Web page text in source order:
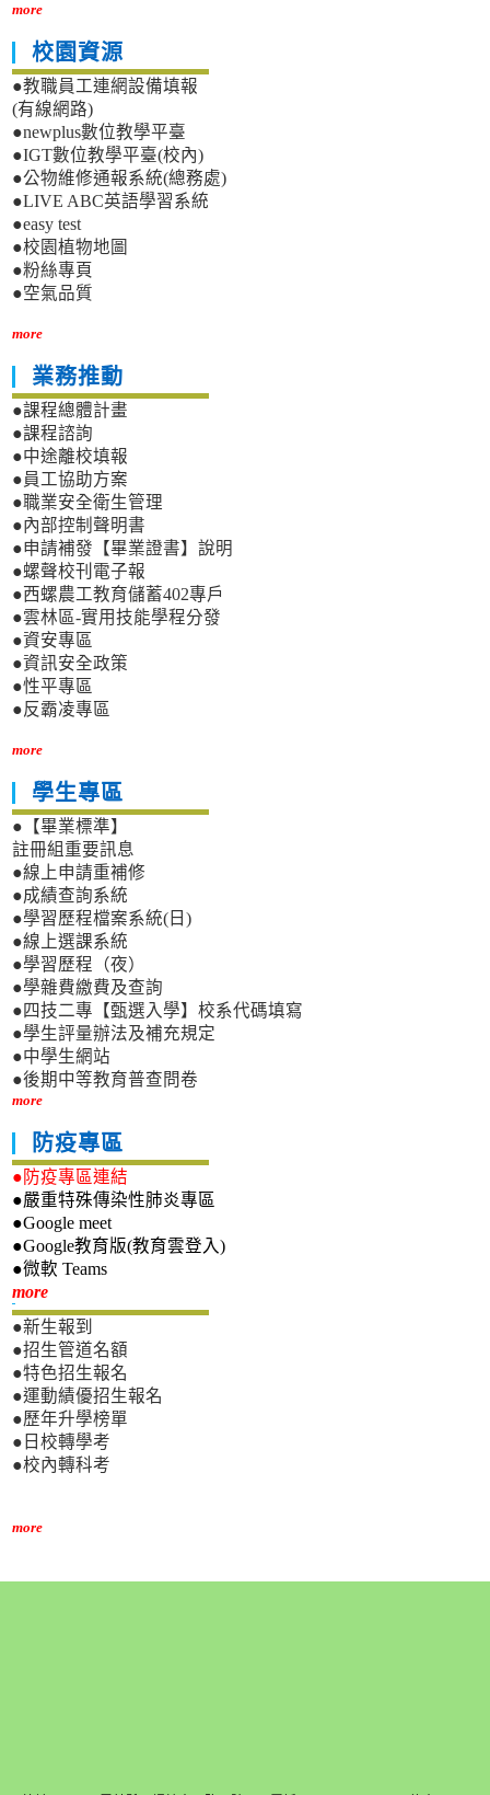
more
校園資源
●教職員工連網設備填報
(有線網路)
●newplus數位教學平臺
●IGT數位教學平臺(校內)
●公物維修通報系統(總務處)
●LIVE ABC英語學習系統
●easy test
●校園植物地圖
●粉絲專頁
●空氣品質
more
業務推動
●課程總體計畫
●課程諮詢
●中途離校填報
●員工協助方案
●職業安全衛生管理
●內部控制聲明書
●申請補發【畢業證書】說明
●螺聲校刊電子報
●西螺農工教育儲蓄402專戶
●雲林區-實用技能學程分發
●資安專區
●資訊安全政策
●性平專區
●反霸凌專區
more
學生專區
●【畢業標準】
註冊組重要訊息
●線上申請重補修
●成績查詢系統
●學習歷程檔案系統(日)
●線上選課系統
●學習歷程（夜）
●學雜費繳費及查詢
●四技二專【甄選入學】校系代碼填寫
●學生評量辦法及補充規定
●中學生網站
●後期中等教育普查問卷
more
防疫專區
●防疫專區連結
●嚴重特殊傳染性肺炎專區
●Google meet
●Google教育版(教育雲登入)
●微軟 Teams
more新生專區
●新生報到
●招生管道名額
●特色招生報名
●運動績優招生報名
●歷年升學榜單
●日校轉學考
●校內轉科考
more